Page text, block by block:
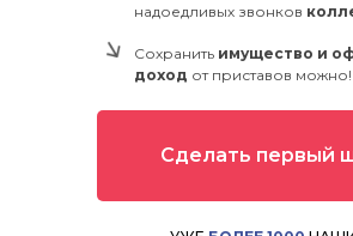
Сохранить имущество и
доход от приставов можно!
надоедливых звонков
Сделать первый